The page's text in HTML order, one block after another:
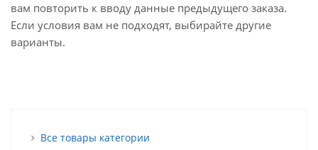
вам повторить к вводу данные предыдущего заказа.
Если условия вам не подходят, выбирайте другие
варианты.
Все товары категории